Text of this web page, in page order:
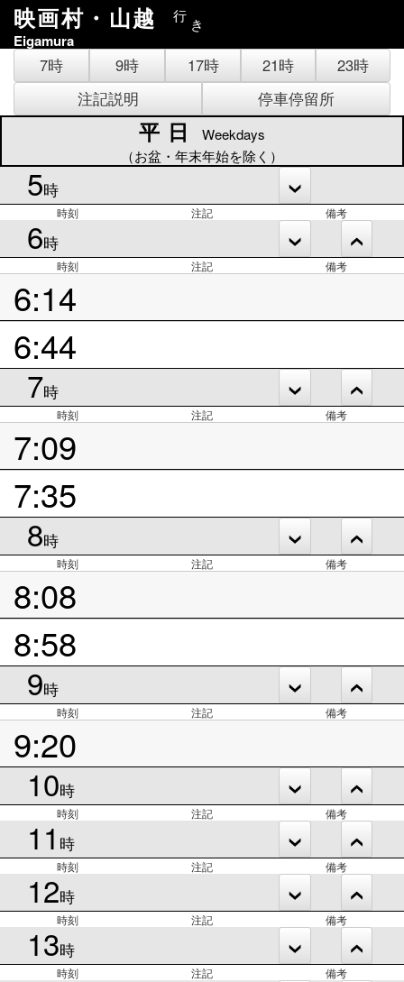
映画村・山越 行 き
Eigamura
7時 9時 17時 21時
23時
注記説明
停車停留所
平日
Weekdays
（お盆・年末年始を除く）
5時
時刻 注記 備考
6時
時刻 注記 備考
6:14
6:44
7時
時刻 注記 備考
7:09
7:35
8時
時刻 注記 備考
8:08
8:58
9時
時刻 注記 備考
9:20
10時
時刻 注記 備考
11 時
時刻 注記 備考
12時
時刻 注記 備考
13時
時刻 注記 備考